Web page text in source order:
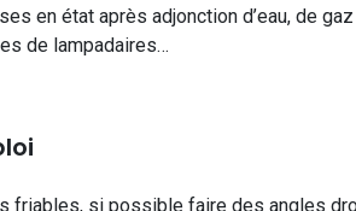
en état après adjonction d’eau, de gaz
de lampadaires…
friables, si possible faire des angles